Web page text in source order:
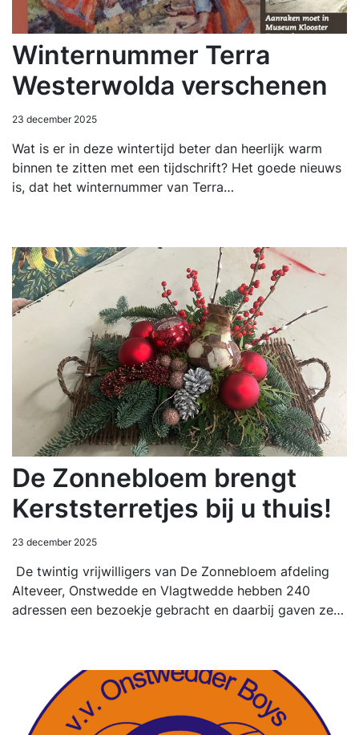
Winternummer Terra
Westerwolda verschenen
23 december 2025
Wat is er in deze wintertijd beter dan heerlijk warm
binnen te zitten met een tijdschrift? Het goede nieuws
is, dat het winternummer van Terra…
De Zonnebloem brengt
Kerststerretjes bij u thuis!
23 december 2025
De twintig vrijwilligers van De Zonnebloem afdeling
Alteveer, Onstwedde en Vlagtwedde hebben 240
adressen een bezoekje gebracht en daarbij gaven ze…